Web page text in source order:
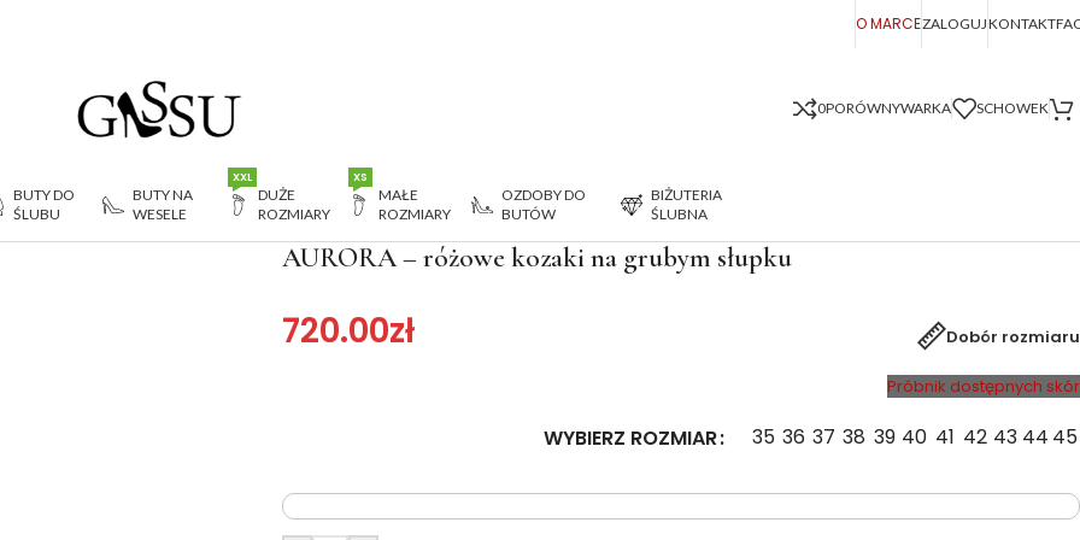
O MARCEZALOGUJKONTAKT
0PORÓWNYWARKA SCHOWEK
BUTY DO
ŚLUBU
BUTY NA
WESELE
DUŻE
ROZMIARY
XXL
MAŁE
ROZMIARY
XS
OZDOBY DO
BUTÓW
BIŻUTERIA
ŚLUBNA
– różowe kozaki na grubym słupku
AURORA – różowe kozaki na grubym słupku
720.00zł Dobór rozmiaru
Próbnik dostępnych skór
WYBIERZ ROZMIAR 35 36 37 38 39 40 41 42 43 44 45